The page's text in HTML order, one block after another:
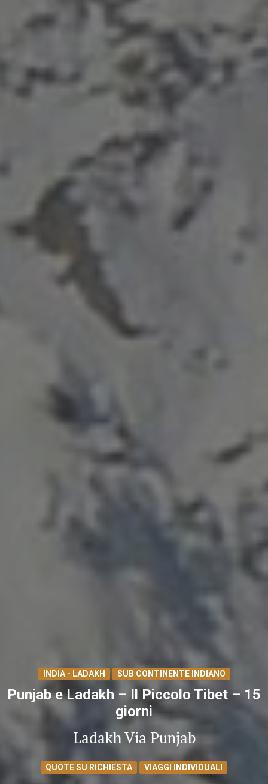
INDIA - LADAKH SUB CONTINENTE INDIANO
Punjab e Ladakh – Il Piccolo Tibet – 15
giorni
Ladakh Via Punjab
QUOTE SU RICHIESTA VIAGGI INDIVIDUALI